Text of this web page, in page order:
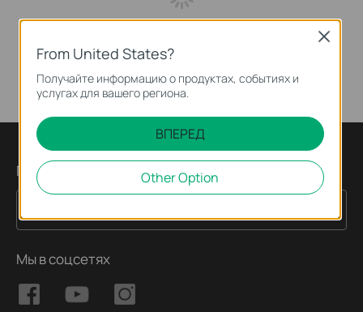
Подпишитесь на рассылку
Мы в соцсетях
From United States?
Получайте информацию о продуктах, событиях и
услугах для вашего региона.
ВПЕРЕД
Other Option
Close